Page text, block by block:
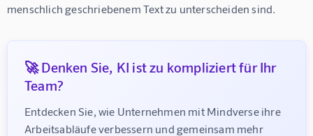
menschlich geschriebenem Text zu unterscheiden sind.
🚀 Denken Sie, KI ist zu kompliziert für Ihr
Team?
Entdecken Sie, wie Unternehmen mit Mindverse ihre
Arbeitsabläufe verbessern und gemeinsam mehr